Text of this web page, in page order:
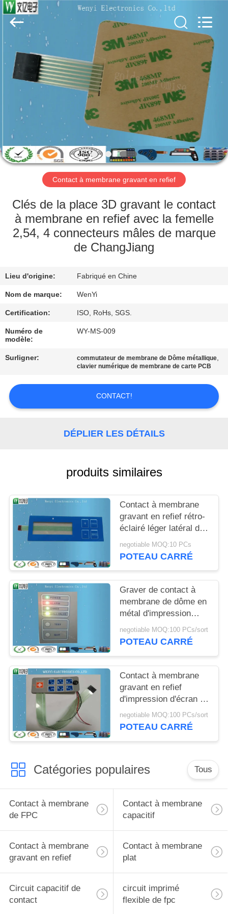
MAISON
DES
PRODUITS
AU
SUJET
DE
NOUS
VISITE
D'USINE
DE
QUALITÉ
CONTACTEZ-
DEMANDEZ
UNE
CITATION
PRIVACY
POLICY
Dongguan
Jinyuanhang
Electronic
Technology
Rights
Reserved.
Contact à membrane gravant en refief
Clés de la place 3D gravant le contact
à membrane en refief avec la femelle
2,54, 4 connecteurs mâles de marque
de ChangJiang
Lieu d'origine: Fabriqué en Chine
Nom de marque: WenYi
Certification: ISO, RoHs, SGS.
Numéro de
modèle:
WY-MS-009
Surligner: commutateur de membrane de Dôme métallique,
clavier numérique de membrane de carte PCB
CONTACT!
DÉPLIER LES DÉTAILS
produits similaires
Contact à membrane
gravant en refief rétro-
éclairé léger latéral de
LED FPC avec
Polydome
negotiable MOQ:10 PCs
POTEAU CARRÉ
Graver de contact à
membrane de dôme en
métal d'impression
d'écran en soie de 7
clés
negotiable MOQ:100 PCs/sort
POTEAU CARRÉ
Contact à membrane
gravant en refief
d'impression d'écran en
soie de 7 clés
negotiable MOQ:100 PCs/sort
POTEAU CARRÉ
Catégories populaires Tous
Contact à membrane
de FPC
Contact à membrane
capacitif
Contact à membrane
gravant en refief
Contact à membrane
plat
Circuit capacitif de
contact
circuit imprimé
flexible de fpc